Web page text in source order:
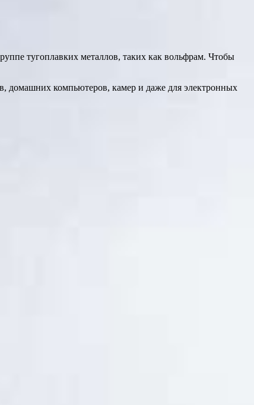
тугоплавких металлов, таких как вольфрам. Чтобы
домашних компьютеров, камер и даже для электронных